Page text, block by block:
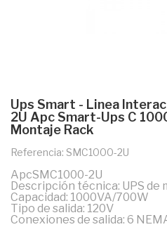
Ups Smart - Linea
2U Apc Smart-Ups C
Montaje Rack
Referencia: SMC1000-2U
ApcSMC1000-2U
Descripción técnica: UPS de
Capacidad: 1000VA/700W
Tipo de salida: 120V
Conexiones de salida: 6